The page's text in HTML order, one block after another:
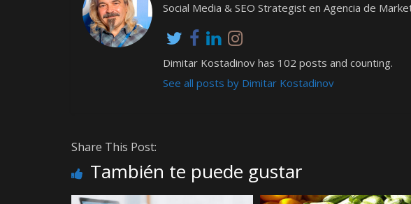
Social Media & SEO Strategist en Agencia de
Dimitar Kostadinov has 102 posts and counting.
See all posts by Dimitar Kostadinov
Share This Post:
También te puede gustar